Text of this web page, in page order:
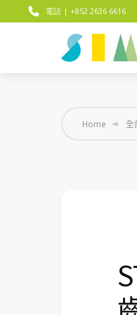
電話 | +852 2636 6616
Home 全